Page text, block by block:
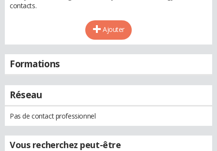
contacts.
Ajouter
Formations
Réseau
Pas de contact professionnel
Vous recherchez peut-être